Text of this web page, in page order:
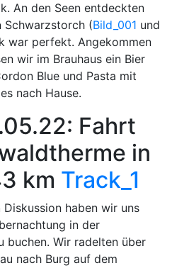
An den Seen entdeckten
Schwarzstorch (Bild_001 und
war perfekt. Angekommen
wir im Brauhaus ein Bier
Blue und Pasta mit
nach Hause.
Fahrt
in
km Track_1
haben wir uns
in der
buchen. Wir radelten über
nach Burg auf dem